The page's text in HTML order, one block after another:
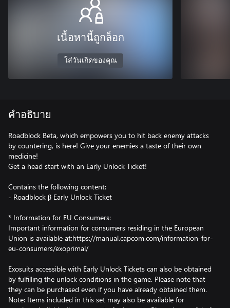
เนื้อหานี้ถูกล็อก
ใส่วันเกิดของคุณ
คำอธิบาย
Roadblock Beta, which empowers you to hit back enemy attacks
by countering, is here! Give your enemies a taste of their own
medicine!
Get a head start with an Early Unlock Ticket!
Contains the following content:
- Roadblock β Early Unlock Ticket
* Information for EU Consumers:
Important information for consumers residing in the European
Union is available at:https://manual.capcom.com/information-for-
eu-consumers/exoprimal/
Exosuits accessible with Early Unlock Tickets can also be obtained
by fulfilling the unlock conditions in the game. Please note that
they can be purchased even if you have already obtained them.
Note: Items included in this set may also be available for